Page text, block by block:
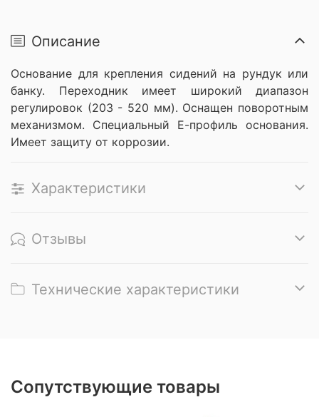
Описание
Основание для крепления сидений на рундук или
банку. Переходник имеет широкий диапазон
регулировок (203 - 520 мм). Оснащен поворотным
механизмом. Специальный Е-профиль основания.
Имеет защиту от коррозии.
Характеристики
Отзывы
Технические характеристики
Сопутствующие товары